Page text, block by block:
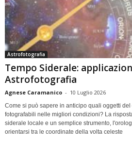
Astrofotografia
Tempo Siderale:
Astrofotografia
Agnese Caramanico - 10 Luglio 2026
Come si può sapere in anticipo quali oggetti
fotografabili nelle migliori condizioni? La
siderale locale e un semplice strumento,
orientarsi tra le coordinate della volta celeste